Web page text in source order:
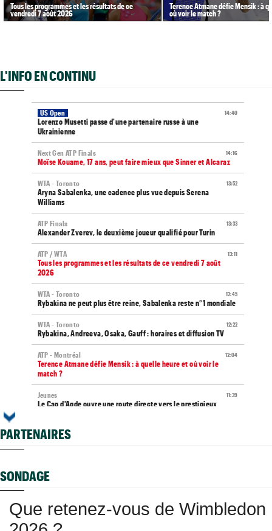
Tous les programmes et les résultats de ce
vendredi 7 août 2026
Terence Atmane défie Mensik : à
où voir le match ?
L'INFO EN CONTINU
14:40
US Open
Lorenzo Musetti passe d'une partenaire russe à une
Ukrainienne
14:16
Next Gen ATP Finals
Moïse Kouame, 17 ans, peut faire mieux que Sinner et Alcaraz
13:52
WTA - Toronto
Aryna Sabalenka, une cadence plus vue depuis Serena
Williams
13:33
ATP Finals
Alexander Zverev, le deuxième joueur qualifié pour Turin
13:11
ATP / WTA
Tous les programmes et les résultats de ce vendredi 7 août
2026
12:45
WTA - Toronto
Rybakina ne peut plus être reine, Sabalenka reste n°1 mondiale
12:22
WTA - Toronto
Rybakina, Andreeva, Osaka, Gauff : horaires et diffusion TV
12:04
ATP - Montréal
Terence Atmane défie Mensik : à quelle heure et où voir le
match ?
11:39
Jeunes
Le Cap d'Agde ouvre une route directe vers le prestigieux
ATP
Istanbul (CH)
Bax, Ghibaudo et Poullain peuvent rejoindre les demies en
11:04
Carnet Rose
Caroline Garcia est désormais maman d’un petit Pablo
PARTENAIRES
SONDAGE
Que retenez-vous de Wimbledon